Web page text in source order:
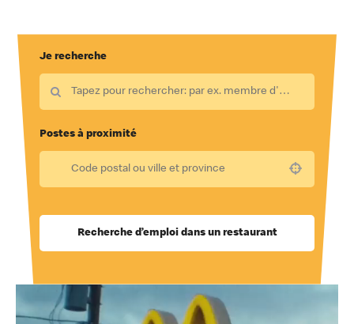
Je recherche
Postes à proximité
Recherche d’emploi dans un restaurant